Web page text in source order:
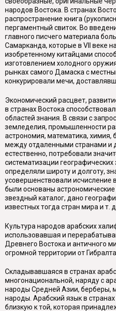
народов Востока. В странах
распространение книга
пергаментный свиток. Во
главного писчего материала
Самарканда, которые в VII веке
изобретенному китайцами
изготовлением холодного
рынках самого Дамаска с
конкурировали мечи,
Экономический расцвет,
в странах Востока
областей знания. В связи с
земледелия, промышленности
астрономия, математика, химия,
между отдаленными странами и
естественно, потребовали
систематизации
определяли широту и долготу,
усовершенствовали исчисление
были основаны
звездный каталог, дано
известных тогда стран мира и т. д.
Культура народов арабских
использовавшая и
Древнего Востока и античного
огромной территории от
Складывавшаяся в странах
многонациональной, наряду с
народы Средней Азии, берберы,
народы. Арабский язык в
близкую к той, которая